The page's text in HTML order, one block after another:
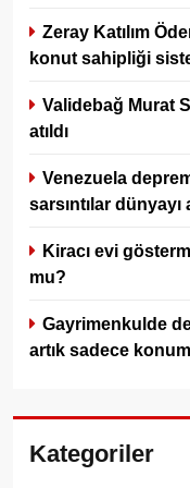
Zeray Katılım
konut sahipliği
Validebağ Murat
atıldı
Venezuela
sarsıntılar
Kiracı evi
mu?
Gayrimenkulde
artık sadece
Kategoriler